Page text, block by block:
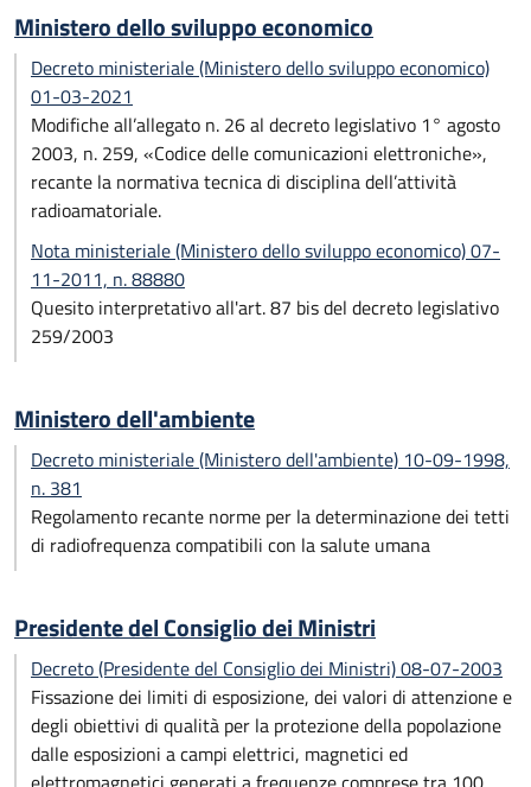
Ministero dello sviluppo economico
Decreto ministeriale (Ministero dello sviluppo economico)
01-03-2021
Modifiche all’allegato n. 26 al decreto legislativo 1° agosto
2003, n. 259, «Codice delle comunicazioni elettroniche»,
recante la normativa tecnica di disciplina dell’attività
radioamatoriale.
Nota ministeriale (Ministero dello sviluppo economico) 07-
11-2011, n. 88880
Quesito interpretativo all'art. 87 bis del decreto legislativo
259/2003
Ministero dell'ambiente
Decreto ministeriale (Ministero dell'ambiente) 10-09-1998,
n. 381
Regolamento recante norme per la determinazione dei tetti
di radiofrequenza compatibili con la salute umana
Presidente del Consiglio dei Ministri
Decreto (Presidente del Consiglio dei Ministri) 08-07-2003
Fissazione dei limiti di esposizione, dei valori di attenzione e
degli obiettivi di qualità per la protezione della popolazione
dalle esposizioni a campi elettrici, magnetici ed